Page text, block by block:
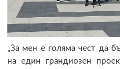
„За мен е голяма чест да
на един грандиозен